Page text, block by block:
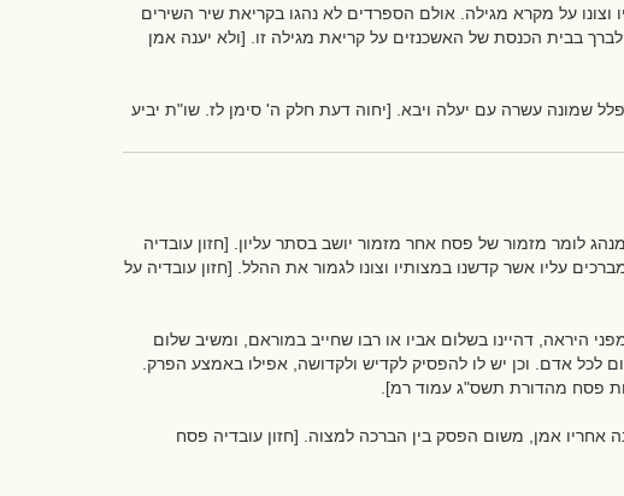
על מקרא מגילה. אולם הספרדים לא נהגו בקריאת שיר השירים
בבית הכנסת של האשכנזים על קריאת מגילה זו. [ולא יענה אמן
שמונה עשרה עם יעלה ויבא. [יחוה דעת חלק ה' סימן לז. שו"ת יביע
לומר מזמור של פסח אחר מזמור יושב בסתר עליון. [חזון עובדיה
עליו אשר קדשנו במצותיו וצונו לגמור את ההלל. [חזון עובדיה על
היראה, דהיינו בשלום אביו או רבו שחייב במוראם, ומשיב שלום
לכל אדם. וכן יש לו להפסיק לקדיש ולקדושה, אפילו באמצע הפרק.
פסח מהדורת תשס"ג עמוד רמ].
אחריו אמן, משום הפסק בין הברכה למצוה. [חזון עובדיה פסח